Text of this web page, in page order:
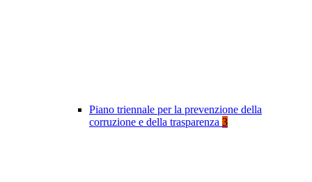
Piano triennale per la prevenzione della
corruzione e della trasparenza 3